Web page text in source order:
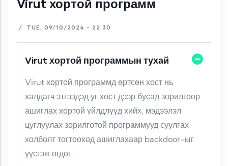
Virut хортой программ
/ TUE, 09/10/2024 - 22:30
Virut хортой программын тухай
Virut хортой программд өртсөн хост нь
халдагч этгээдэд уг хост дээр бусад зорилгоор
ашиглах хортой үйлдлүүд хийх, мэдээлэл
цуглуулах зорилготой программууд суулгах
холболт тогтооход ашиглахаар backdoor-ыг
үүсгэж өгдөг.